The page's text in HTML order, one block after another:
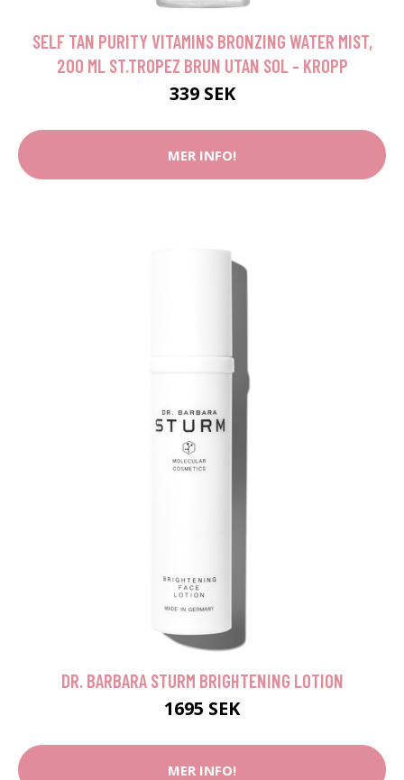
SELF TAN PURITY VITAMINS BRONZING WATER MIST,
200 ML ST.TROPEZ BRUN UTAN SOL - KROPP
339 SEK
MER INFO!
DR. BARBARA STURM BRIGHTENING LOTION
1695 SEK
MER INFO!